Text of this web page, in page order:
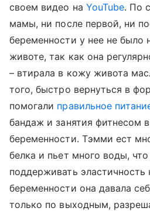
своем видео на YouTube. По
мамы, ни после первой, ни
беременности у нее не было
животе, так как она
– втирала в кожу живота
того, быстро вернуться в
помогали правильное
бандаж и занятия фитнесом
беременности. Тэмми ест
белка и пьет много воды,
поддерживать
беременности она давала
только по выходным,